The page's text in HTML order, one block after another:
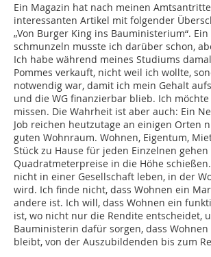
Ein Magazin hat nach meinen
interessanten Artikel mit folgender
„Von Burger King ins Bauministerium“.
schmunzeln musste ich darüber schon,
Ich habe während meines Studiums
Pommes verkauft, nicht weil ich wollte,
notwendig war, damit ich mein Gehalt
und die WG finanzierbar blieb. Ich
missen. Die Wahrheit ist aber auch: Ein
Job reichen heutzutage an einigen Orten
guten Wohnraum. Wohnen, Eigentum,
Stück zu Hause für jeden Einzelnen
Quadratmeterpreise in die Höhe
nicht in einer Gesellschaft leben, in der
wird. Ich finde nicht, dass Wohnen ein
andere ist. Ich will, dass Wohnen ein
ist, wo nicht nur die Rendite entscheidet,
Bauministerin dafür sorgen, dass
bleibt, von der Auszubildenden bis zum